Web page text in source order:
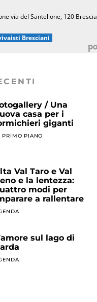
via del Santellone, 120 Brescia
Bresciani
/ Una
casa per i
giganti
PRIMO PIANO
Val Taro e Val
e la lentezza:
modi per
a rallentare
sul lago di